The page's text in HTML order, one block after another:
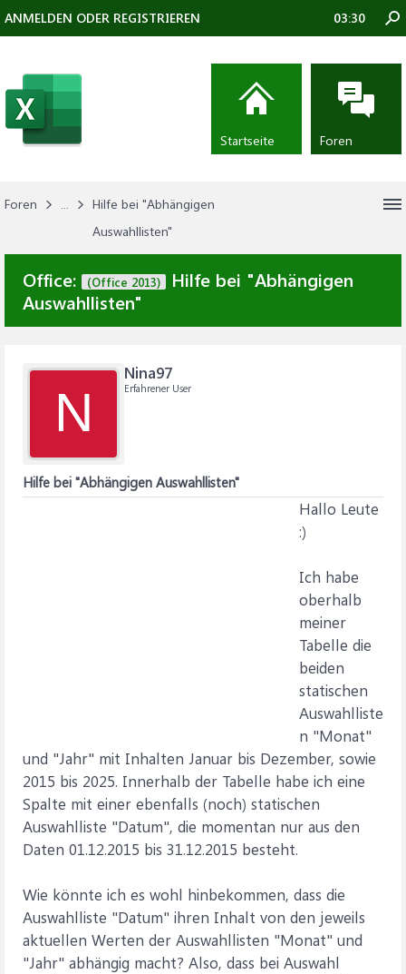
Foren ...
Hilfe bei "Abhängigen
Auswahllisten"
Office: (Office 2013)
Hilfe bei "Abhängigen
Auswahllisten"
N
Nina97
Erfahrener User
Hilfe bei "Abhängigen Auswahllisten"
Hallo Leute
:)
Ich habe
oberhalb
meiner
Tabelle die
beiden
statischen
Auswahlliste
n "Monat"
und "Jahr" mit Inhalten Januar bis Dezember, sowie
2015 bis 2025. Innerhalb der Tabelle habe ich eine
Spalte mit einer ebenfalls (noch) statischen
Auswahlliste "Datum", die momentan nur aus den
Daten 01.12.2015 bis 31.12.2015 besteht.
Wie könnte ich es wohl hinbekommen, dass die
Auswahlliste "Datum" ihren Inhalt von den jeweils
aktuellen Werten der Auswahllisten "Monat" und
"Jahr" abhängig macht? Also, dass bei Auswahl
ANMELDEN ODER REGISTRIEREN 03:30
Startseite Foren